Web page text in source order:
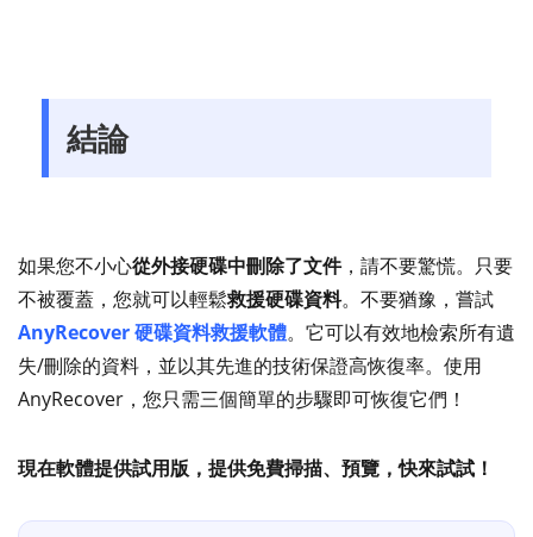
結論
如果您不小心從外接硬碟中刪除了文件，請不要驚慌。只要
不被覆蓋，您就可以輕鬆救援硬碟資料。不要猶豫，嘗試
AnyRecover 硬碟資料救援軟體。它可以有效地檢索所有遺
失/刪除的資料，並以其先進的技術保證高恢復率。使用
AnyRecover，您只需三個簡單的步驟即可恢復它們！
現在軟體提供試用版，提供免費掃描、預覽，快來試試！
13
18
23
28
38
3
8
13
18
28
130
135
140
145
155